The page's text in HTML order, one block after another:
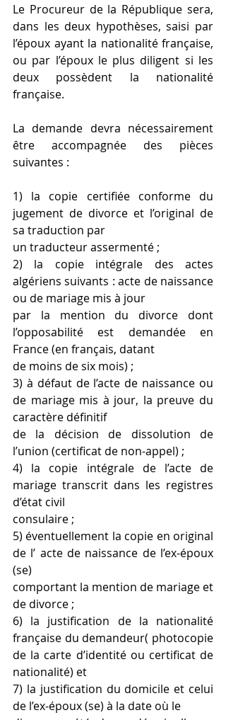
Le Procureur de la République sera,
dans les deux hypothèses, saisi par
l’époux ayant la nationalité française,
ou par l’époux le plus diligent si les
deux possèdent la nationalité
française.
La demande devra nécessairement
être accompagnée des pièces
suivantes :
1) la copie certifiée conforme du
jugement de divorce et l’original de
sa traduction par
un traducteur assermenté ;
2) la copie intégrale des actes
algériens suivants : acte de naissance
ou de mariage mis à jour
par la mention du divorce dont
l’opposabilité est demandée en
France (en français, datant
de moins de six mois) ;
3) à défaut de l’acte de naissance ou
de mariage mis à jour, la preuve du
caractère définitif
de la décision de dissolution de
l’union (certificat de non-appel) ;
4) la copie intégrale de l’acte de
mariage transcrit dans les registres
d’état civil
consulaire ;
5) éventuellement la copie en original
de l’ acte de naissance de l’ex-époux
(se)
comportant la mention de mariage et
de divorce ;
6) la justification de la nationalité
française du demandeur( photocopie
de la carte d’identité ou certificat de
nationalité) et
7) la justification du domicile et celui
de l’ex-époux (se) à la date où le